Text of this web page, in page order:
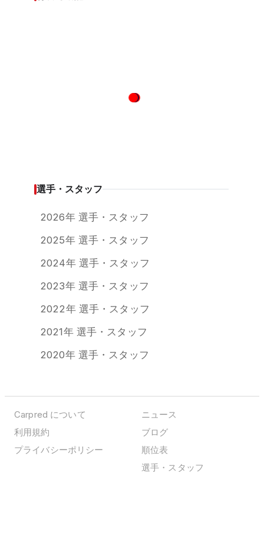
選手・スタッフ
2026年 選手・スタッフ
2025年 選手・スタッフ
2024年 選手・スタッフ
2023年 選手・スタッフ
2022年 選手・スタッフ
2021年 選手・スタッフ
2020年 選手・スタッフ
Carpred について
利用規約
プライバシーポリシー
ニュース
ブログ
順位表
選手・スタッフ